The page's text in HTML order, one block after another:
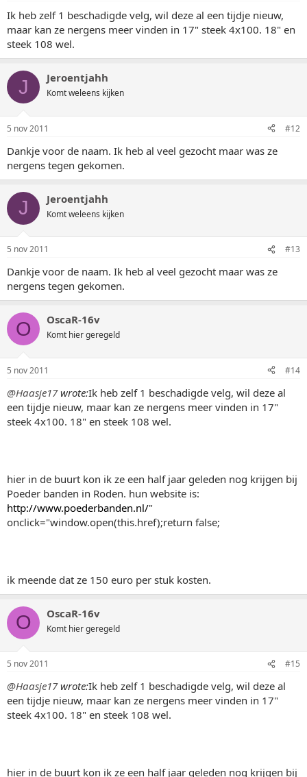
Ik heb zelf 1 beschadigde velg, wil deze al een tijdje nieuw,
maar kan ze nergens meer vinden in 17" steek 4x100. 18" en
steek 108 wel.
J Jeroentjahh
Komt weleens kijken
5 nov 2011 #12
Dankje voor de naam. Ik heb al veel gezocht maar was ze
nergens tegen gekomen.
J Jeroentjahh
Komt weleens kijken
5 nov 2011 #13
Dankje voor de naam. Ik heb al veel gezocht maar was ze
nergens tegen gekomen.
O OscaR-16v
Komt hier geregeld
5 nov 2011 #14
@Haasje17wrote:Ik heb zelf 1 beschadigde velg, wil deze al
een tijdje nieuw, maar kan ze nergens meer vinden in 17"
steek 4x100. 18" en steek 108 wel.
hier in de buurt kon ik ze een half jaar geleden nog krijgen bij
Poeder banden in Roden. hun website is:
http://www.poederbanden.nl/"
onclick="window.open(this.href);return false;
ik meende dat ze 150 euro per stuk kosten.
O OscaR-16v
Komt hier geregeld
5 nov 2011 #15
@Haasje17wrote:Ik heb zelf 1 beschadigde velg, wil deze al
een tijdje nieuw, maar kan ze nergens meer vinden in 17"
steek 4x100. 18" en steek 108 wel.
hier in de buurt kon ik ze een half jaar geleden nog krijgen bij